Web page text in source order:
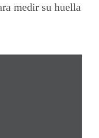
medir su huella